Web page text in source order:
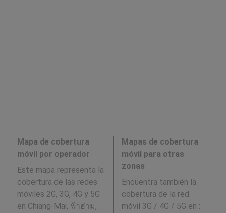
Mapa de cobertura
móvil por operador
Este mapa representa la
cobertura de las redes
móviles 2G, 3G, 4G y 5G
en Chiang-Mai, ฟ้าฮ่าม,
Mapas de cobertura
móvil para otras
zonas
Encuentra también la
cobertura de la red
móvil 3G / 4G / 5G en :